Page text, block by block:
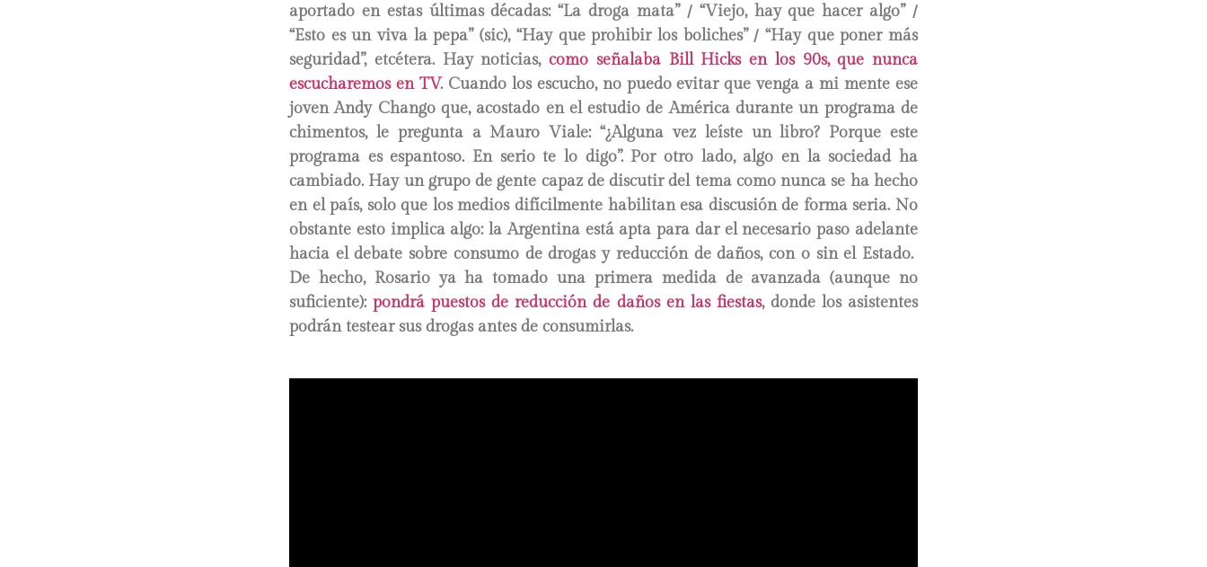
aportado en estas últimas décadas: “La droga mata” / “Viejo, hay que hacer algo” /
“Esto es un viva la pepa” (sic), “Hay que prohibir los boliches” / “Hay que poner más
seguridad”, etcétera. Hay noticias, como señalaba Bill Hicks en los 90s, que nunca
escucharemos en TV. Cuando los escucho, no puedo evitar que venga a mi mente ese
joven Andy Chango que, acostado en el estudio de América durante un programa de
chimentos, le pregunta a Mauro Viale: “¿Alguna vez leíste un libro? Porque este
programa es espantoso. En serio te lo digo”. Por otro lado, algo en la sociedad ha
cambiado. Hay un grupo de gente capaz de discutir del tema como nunca se ha hecho
en el país, solo que los medios difícilmente habilitan esa discusión de forma seria. No
obstante esto implica algo: la Argentina está apta para dar el necesario paso adelante
hacia el debate sobre consumo de drogas y reducción de daños, con o sin el Estado.
De hecho, Rosario ya ha tomado una primera medida de avanzada (aunque no
suficiente):pondrá puestos de reducción de daños en las fiestas, donde los asistentes
podrán testear sus drogas antes de consumirlas.